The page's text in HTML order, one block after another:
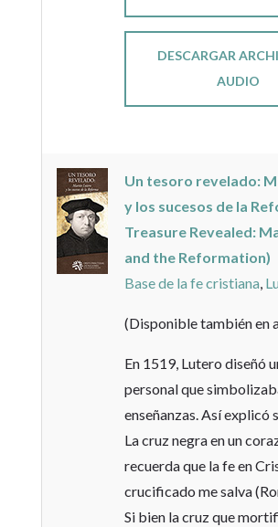
DESCARGAR
AUDIO
Un tesoro revelado:
y los sucesos de la
Treasure Revealed:
and the Reformation)
Base de la fe cristiana,
(Disponible también en
En 1519, Lutero diseñó
personal que
enseñanzas. Así explicó
La cruz negra en un
recuerda que la fe en
crucificado me salva
Si bien la cruz que